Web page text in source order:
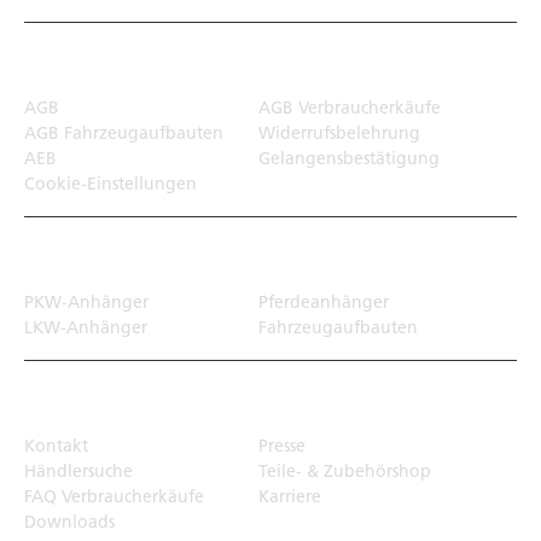
AGB
AGB Verbraucherkäufe
AGB Fahrzeugaufbauten
Widerrufsbelehrung
AEB
Gelangensbestätigung
Cookie-Einstellungen
PKW-Anhänger
Pferdeanhänger
LKW-Anhänger
Fahrzeugaufbauten
Kontakt
Presse
Händlersuche
Teile- & Zubehörshop
FAQ Verbraucherkäufe
Karriere
Downloads